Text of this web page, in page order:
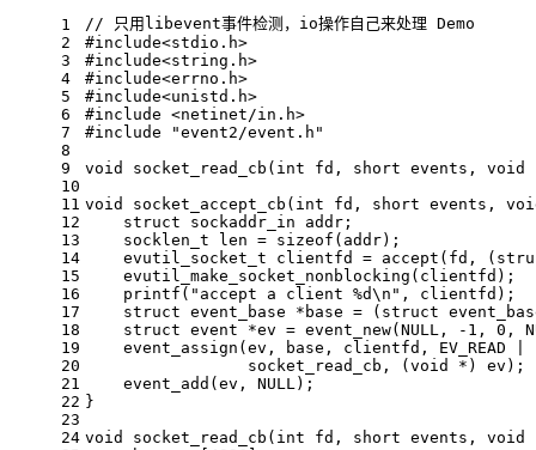
1
2
3
4
5
6
7
8
9
10
11
12
13
14
15
16
17
18
19
20
21
22
23
24
// 只用libevent事件检测，io操作自己来处理 Demo
#include<stdio.h>
#include<string.h>
#include<errno.h>
#include<unistd.h>
#include <netinet/in.h>
#include
"event2/event.h"
void
socket_read_cb ( int fd, short events, void
void
socket_accept_cb ( int fd, short events,
struct
sockaddr_in addr;
socklen_t len = sizeof (addr);
evutil_socket_t clientfd = accept (fd, (
evutil_make_socket_nonblocking (clientfd);
printf ( "accept a client %d\n" , clientfd);
struct event_base *base = ( struct
struct event *ev = event_new( NULL , -1 , 0 ,
event_assign (ev, base, clientfd, EV_READ |
                 socket_read_cb, (
void
*) ev);
event_add (ev, NULL );
}
void
socket_read_cb ( int fd, short events, void